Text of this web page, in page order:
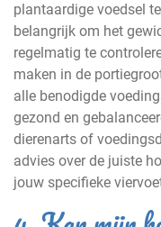
plantaardige voedsel
belangrijk om het
regelmatig te
maken in de
alle benodigde
gezond en
dierenarts of
advies over de juiste
jouw specifieke